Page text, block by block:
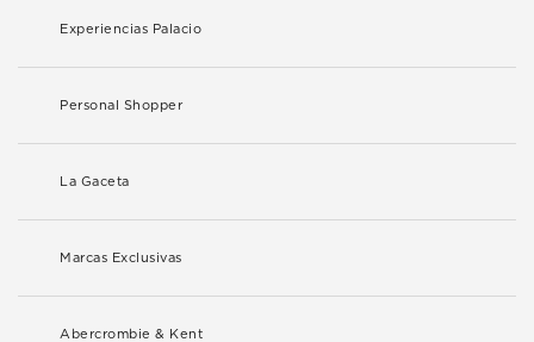
Experiencias Palacio
Personal Shopper
La Gaceta
Marcas Exclusivas
Abercrombie & Kent